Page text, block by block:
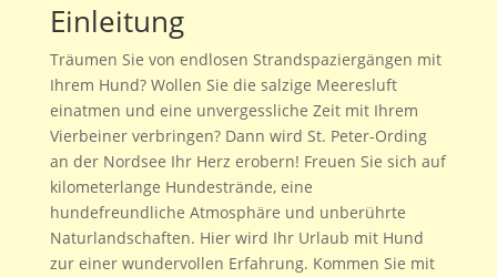
Einleitung
Träumen Sie von endlosen Strandspaziergängen mit
Ihrem Hund? Wollen Sie die salzige Meeresluft
einatmen und eine unvergessliche Zeit mit Ihrem
Vierbeiner verbringen? Dann wird St. Peter-Ording
an der Nordsee Ihr Herz erobern! Freuen Sie sich auf
kilometerlange Hundestrände, eine
hundefreundliche Atmosphäre und unberührte
Naturlandschaften. Hier wird Ihr Urlaub mit Hund
zur einer wundervollen Erfahrung. Kommen Sie mit